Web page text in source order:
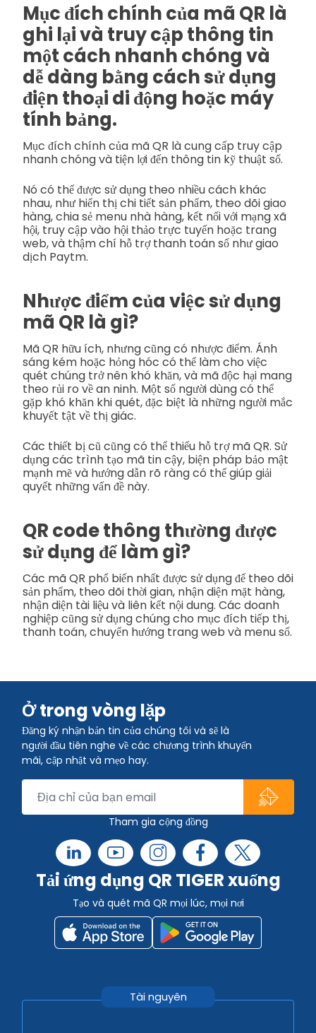
Mục đích chính của mã QR là
ghi lại và truy cập thông tin
một cách nhanh chóng và
dễ dàng bằng cách sử dụng
điện thoại di động hoặc máy
tính bảng.
Mục đích chính của mã QR là cung cấp truy cập
nhanh chóng và tiện lợi đến thông tin kỹ thuật số.
Nó có thể được sử dụng theo nhiều cách khác
nhau, như hiển thị chi tiết sản phẩm, theo dõi giao
hàng, chia sẻ menu nhà hàng, kết nối với mạng xã
hội, truy cập vào hội thảo trực tuyến hoặc trang
web, và thậm chí hỗ trợ thanh toán số như giao
dịch Paytm.
Nhược điểm của việc sử dụng
mã QR là gì?
Mã QR hữu ích, nhưng cũng có nhược điểm. Ánh
sáng kém hoặc hỏng hóc có thể làm cho việc
quét chúng trở nên khó khăn, và mã độc hại mang
theo rủi ro về an ninh. Một số người dùng có thể
gặp khó khăn khi quét, đặc biệt là những người mắc
khuyết tật về thị giác.
Các thiết bị cũ cũng có thể thiếu hỗ trợ mã QR. Sử
dụng các trình tạo mã tin cậy, biện pháp bảo mật
mạnh mẽ và hướng dẫn rõ ràng có thể giúp giải
quyết những vấn đề này.
QR code thông thường được
sử dụng để làm gì?
Các mã QR phổ biến nhất được sử dụng để theo dõi
sản phẩm, theo dõi thời gian, nhận diện mặt hàng,
nhận diện tài liệu và liên kết nội dung. Các doanh
nghiệp cũng sử dụng chúng cho mục đích tiếp thị,
thanh toán, chuyển hướng trang web và menu số.
Ở trong vòng lặp
Đăng ký nhận bản tin của chúng tôi và sẽ là
người đầu tiên nghe về các chương trình khuyến
mãi, cập nhật và mẹo hay.
Tham gia cộng đồng
Tải ứng dụng QR TIGER xuống
Tạo và quét mã QR mọi lúc, mọi nơi
Tài nguyên